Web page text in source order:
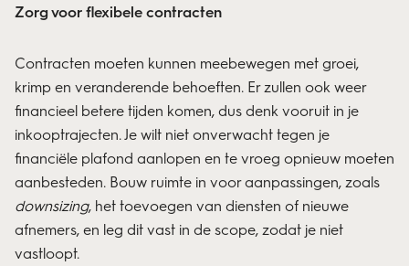
Zorg voor flexibele contracten
Contracten moeten kunnen meebewegen met groei,
krimp en veranderende behoeften. Er zullen ook weer
financieel betere tijden komen, dus denk vooruit in je
inkooptrajecten. Je wilt niet onverwacht tegen je
financiële plafond aanlopen en te vroeg opnieuw moeten
aanbesteden. Bouw ruimte in voor aanpassingen, zoals
downsizing, het toevoegen van diensten of nieuwe
afnemers, en leg dit vast in de scope, zodat je niet
vastloopt.